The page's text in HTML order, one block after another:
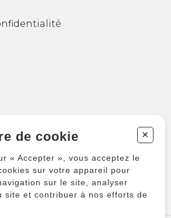
guitare
autres instruments
ensembles
de cookie +
« Accepter », vous acceptez le
sur votre appareil pour
sur le site, analyser
site et contribuer à nos efforts de